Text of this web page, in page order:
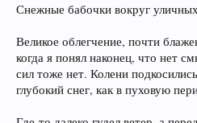
Снежные бабочки вокруг
Великое облегчение, почти
когда я понял наконец, что нет
сил тоже нет. Колени
глубокий снег, как в пуховую